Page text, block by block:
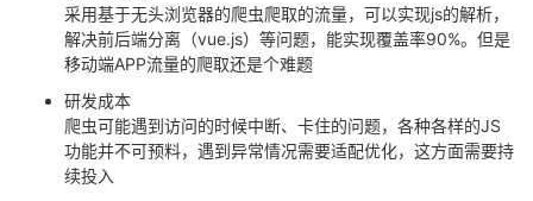
采用基于无头浏览器的爬虫爬取的流量，可以实现js的解析，
解决前后端分离（vue.js）等问题，能实现覆盖率90%。但是
移动端APP流量的爬取还是个难题
研发成本
爬虫可能遇到访问的时候中断、卡住的问题，各种各样的JS
功能并不可预料，遇到异常情况需要适配优化，这方面需要持
续投入